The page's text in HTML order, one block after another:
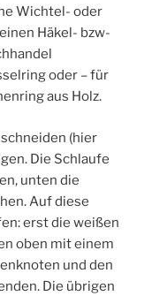
Wichtel- oder
Häkel- bzw-
oder – für
aus Holz.
(hier
Die Schlaufe
unten die
Auf diese
erst die weißen
oben mit einem
und den
Die übrigen